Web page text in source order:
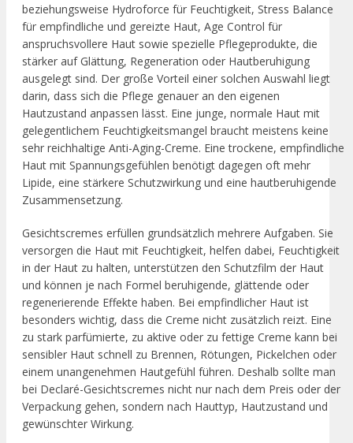
beziehungsweise Hydroforce für Feuchtigkeit, Stress Balance
für empfindliche und gereizte Haut, Age Control für
anspruchsvollere Haut sowie spezielle Pflegeprodukte, die
stärker auf Glättung, Regeneration oder Hautberuhigung
ausgelegt sind. Der große Vorteil einer solchen Auswahl liegt
darin, dass sich die Pflege genauer an den eigenen
Hautzustand anpassen lässt. Eine junge, normale Haut mit
gelegentlichem Feuchtigkeitsmangel braucht meistens keine
sehr reichhaltige Anti-Aging-Creme. Eine trockene, empfindliche
Haut mit Spannungsgefühlen benötigt dagegen oft mehr
Lipide, eine stärkere Schutzwirkung und eine hautberuhigende
Zusammensetzung.
Gesichtscremes erfüllen grundsätzlich mehrere Aufgaben. Sie
versorgen die Haut mit Feuchtigkeit, helfen dabei, Feuchtigkeit
in der Haut zu halten, unterstützen den Schutzfilm der Haut
und können je nach Formel beruhigende, glättende oder
regenerierende Effekte haben. Bei empfindlicher Haut ist
besonders wichtig, dass die Creme nicht zusätzlich reizt. Eine
zu stark parfümierte, zu aktive oder zu fettige Creme kann bei
sensibler Haut schnell zu Brennen, Rötungen, Pickelchen oder
einem unangenehmen Hautgefühl führen. Deshalb sollte man
bei Declaré-Gesichtscremes nicht nur nach dem Preis oder der
Verpackung gehen, sondern nach Hauttyp, Hautzustand und
gewünschter Wirkung.